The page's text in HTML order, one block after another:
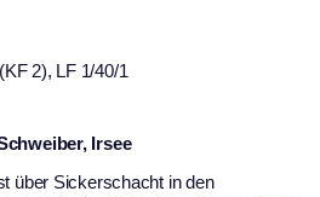
2), LF 1/40/1
Irsee
über Sickerschacht in den